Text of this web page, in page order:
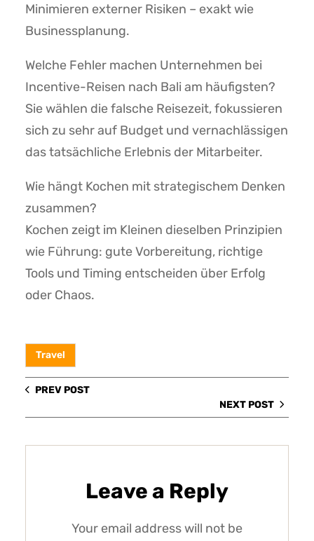
Minimieren externer Risiken – exakt wie
Businessplanung.
Welche Fehler machen Unternehmen bei
Incentive-Reisen nach Bali am häufigsten?
Sie wählen die falsche Reisezeit, fokussieren
sich zu sehr auf Budget und vernachlässigen
das tatsächliche Erlebnis der Mitarbeiter.
Wie hängt Kochen mit strategischem Denken
zusammen?
Kochen zeigt im Kleinen dieselben Prinzipien
wie Führung: gute Vorbereitung, richtige
Tools und Timing entscheiden über Erfolg
oder Chaos.
Travel
PREV POST
NEXT POST
Leave a Reply
Your email address will not be